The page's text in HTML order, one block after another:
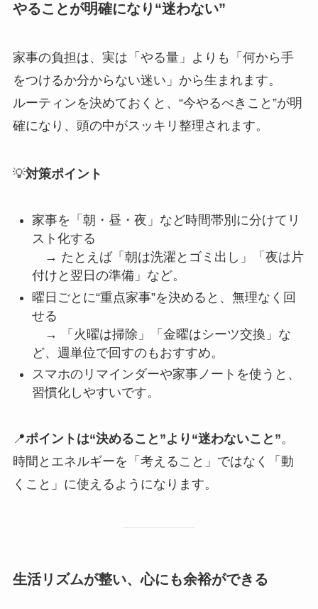
やることが明確になり“迷わない”
家事の負担は、実は「やる量」よりも「何から手
をつけるか分からない迷い」から生まれます。
ルーティンを決めておくと、“今やるべきこと”が明
確になり、頭の中がスッキリ整理されます。
💡対策ポイント
家事を「朝・昼・夜」など時間帯別に分けてリ
スト化する
→ たとえば「朝は洗濯とゴミ出し」「夜は片
付けと翌日の準備」など。
曜日ごとに“重点家事”を決めると、無理なく回
せる
→ 「火曜は掃除」「金曜はシーツ交換」な
ど、週単位で回すのもおすすめ。
スマホのリマインダーや家事ノートを使うと、
習慣化しやすいです。
📍ポイントは“決めること”より“迷わないこと”。
時間とエネルギーを「考えること」ではなく「動
くこと」に使えるようになります。
生活リズムが整い、心にも余裕ができる